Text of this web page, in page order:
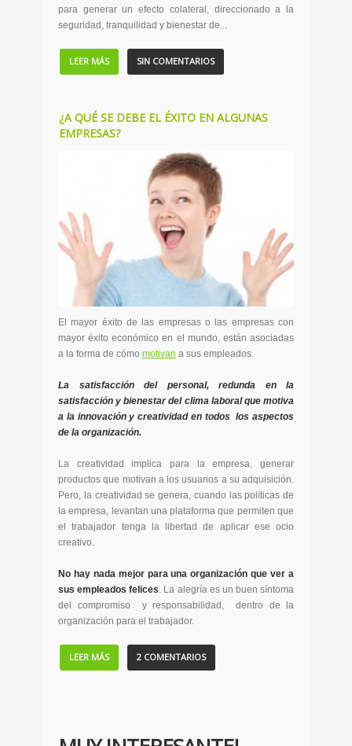
para generar un efecto colateral, direccionado a la
seguridad, tranquilidad y bienestar de...
LEER MÁS SIN COMENTARIOS
¿A QUÉ SE DEBE EL ÉXITO EN ALGUNAS
EMPRESAS?
El mayor éxito de las empresas o las empresas con
mayor éxito económico en el mundo, están asociadas
a la forma de cómo motivan a sus empleados.
La satisfacción del personal, redunda en la
satisfacción y bienestar del clima laboral que motiva
a la innovación y creatividad en todos los aspectos
de la organización.
La creatividad implica para la empresa, generar
productos que motivan a los usuarios a su adquisición.
Pero, la creatividad se genera, cuando las políticas de
la empresa, levantan una plataforma que permiten que
el trabajador tenga la libertad de aplicar ese ocio
creativo.
No hay nada mejor para una organización que ver a
sus empleados felices. La alegría es un buen síntoma
del compromiso y responsabilidad, dentro de la
organización para el trabajador.
LEER MÁS 2 COMENTARIOS